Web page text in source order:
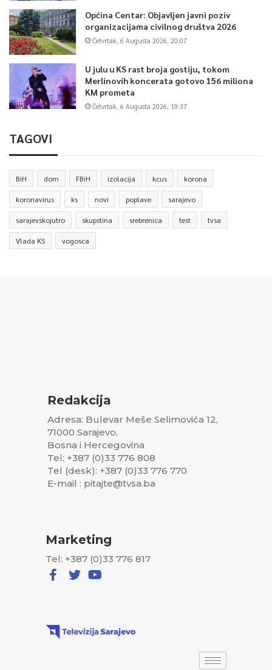
Općina Centar: Objavljen javni poziv
organizacijama civilnog društva 2026
Četvrtak, 6 Augusta 2026, 20:07
U julu u KS rast broja gostiju, tokom
Merlinovih koncerata gotovo 156 miliona
KM prometa
Četvrtak, 6 Augusta 2026, 19:37
TAGOVI
BiH dom FBiH izolacija kcus korona
koronavirus ks novi poplave sarajevo
sarajevskojutro skupstina srebrenica test tvsa
Vlada KS vogosca
Redakcija
Adresa: Bulevar Meše Selimovića 12,
71000 Sarajevo,
Bosna i Hercegovina
Tel: +387 (0)33 776 808
Tel (desk): +387 (0)33 776 770
E-mail : pitajte@tvsa.ba
Marketing
Tel: +387 (0)33 776 817